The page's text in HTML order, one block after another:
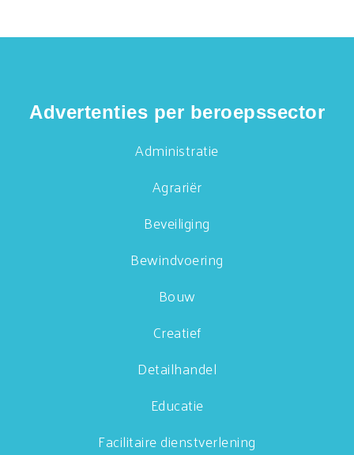
Advertenties per beroepssector
Administratie
Agrariër
Beveiliging
Bewindvoering
Bouw
Creatief
Detailhandel
Educatie
Facilitaire dienstverlening